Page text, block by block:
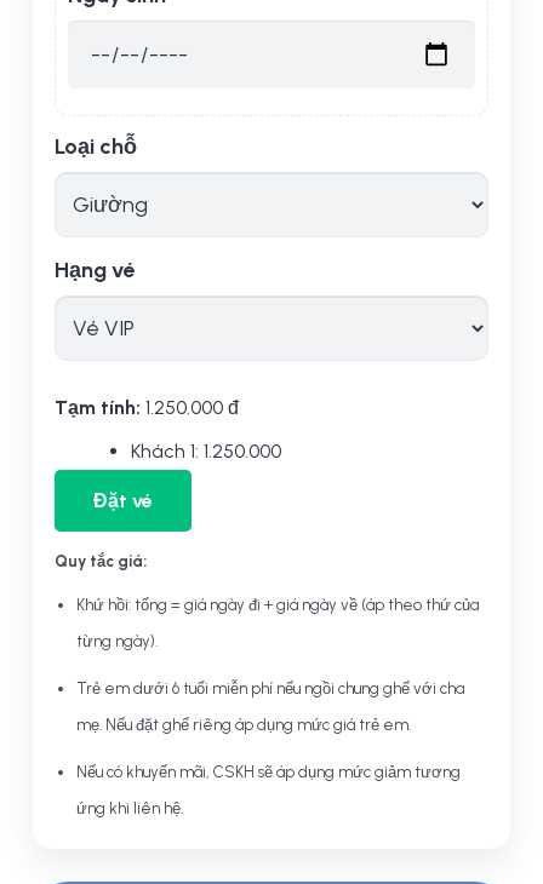
Loại chỗ
Hạng vé
Tạm tính: 1.250.000 đ
Khách 1: 1.250.000
Đặt vé
Quy tắc giá:
Khứ hồi: tổng = giá ngày đi + giá ngày về (áp theo thứ của
từng ngày).
Trẻ em dưới 6 tuổi miễn phí nếu ngồi chung ghế với cha
mẹ. Nếu đặt ghế riêng áp dụng mức giá trẻ em.
Nếu có khuyến mãi, CSKH sẽ áp dụng mức giảm tương
ứng khi liên hệ.